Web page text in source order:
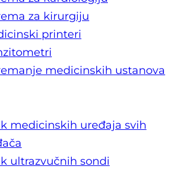
za kirurgiju
printeri
medicinskih ustanova
medicinskih uređaja svih
ultrazvučnih sondi